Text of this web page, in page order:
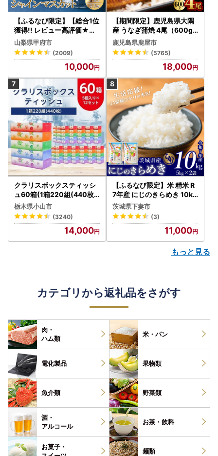
【ふるなび限定】【総合1位
獲得!! レビュー高評価★】
〈2026年度配送分〉山梨
県産 シャインマスカット 2
～3房（1.0kg以上）シャイ
ン フルーツ FN-Limited-S
P
山梨県甲府市
(2009)
10,000
【期間限定】鹿児島県大隅
産 うなぎ蒲焼 4尾（600g
） KN007-004-04-cp18
うなぎ 鰻 魚 惣菜 総菜
鹿児島県鹿屋市
(5765)
18,000
クラリスボックスティッシ
ュ60箱(1箱220組(440枚))
(5個入り×12セット)【配送
不可地域：離島・沖縄県】
【1256759】
栃木県小山市
(3240)
14,000
【ふるなび限定】米 精米 R
7年産 にじのきらめき 10kg
10月 FN-Limited-PR
茨城県下妻市
(3)
11,000
もっと見る
カテゴリから返礼品をさがす
肉・
ハム類
米・パン
電化製品 果物類
魚介類 野菜類
酒・
アルコール
お茶・ 飲料
お菓子・
麺類